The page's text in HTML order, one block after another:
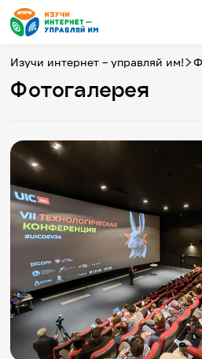
О проекте
Новости
Фотогалерея
Видео
Инфографики
Презентации
Кибершкола
Личный кабинет
English
События
Итоги событий
Изучи интернет – управляй им!
Фотогалерея